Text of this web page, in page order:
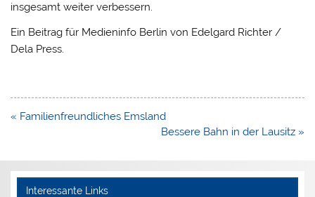
insgesamt weiter verbessern.
Ein Beitrag für Medieninfo Berlin von Edelgard Richter /
Dela Press.
Beitragsnavigation
« Familienfreundliches Emsland
Bessere Bahn in der Lausitz »
Interessante Links